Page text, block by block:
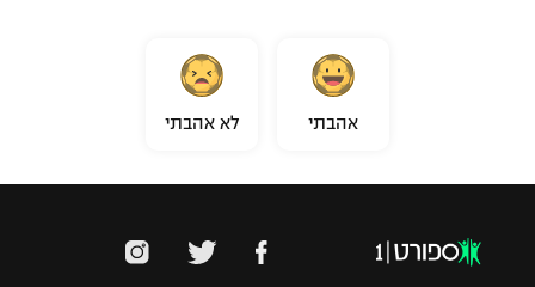
אהבתי לא אהבתי